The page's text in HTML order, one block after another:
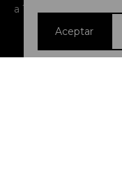
Aceptar
a 13:00 y de 14:00 a